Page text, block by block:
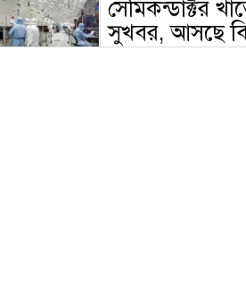
সেমিকন্ডাক্টর
সুখবর, আসছে
প্রণোদনা